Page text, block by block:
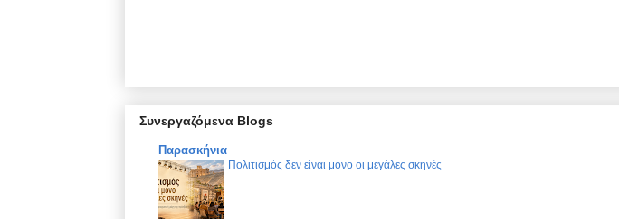
Συνεργαζόμενα Blogs
Παρασκήνια
Πολιτισμός δεν είναι μόνο οι μεγάλες σκηνές